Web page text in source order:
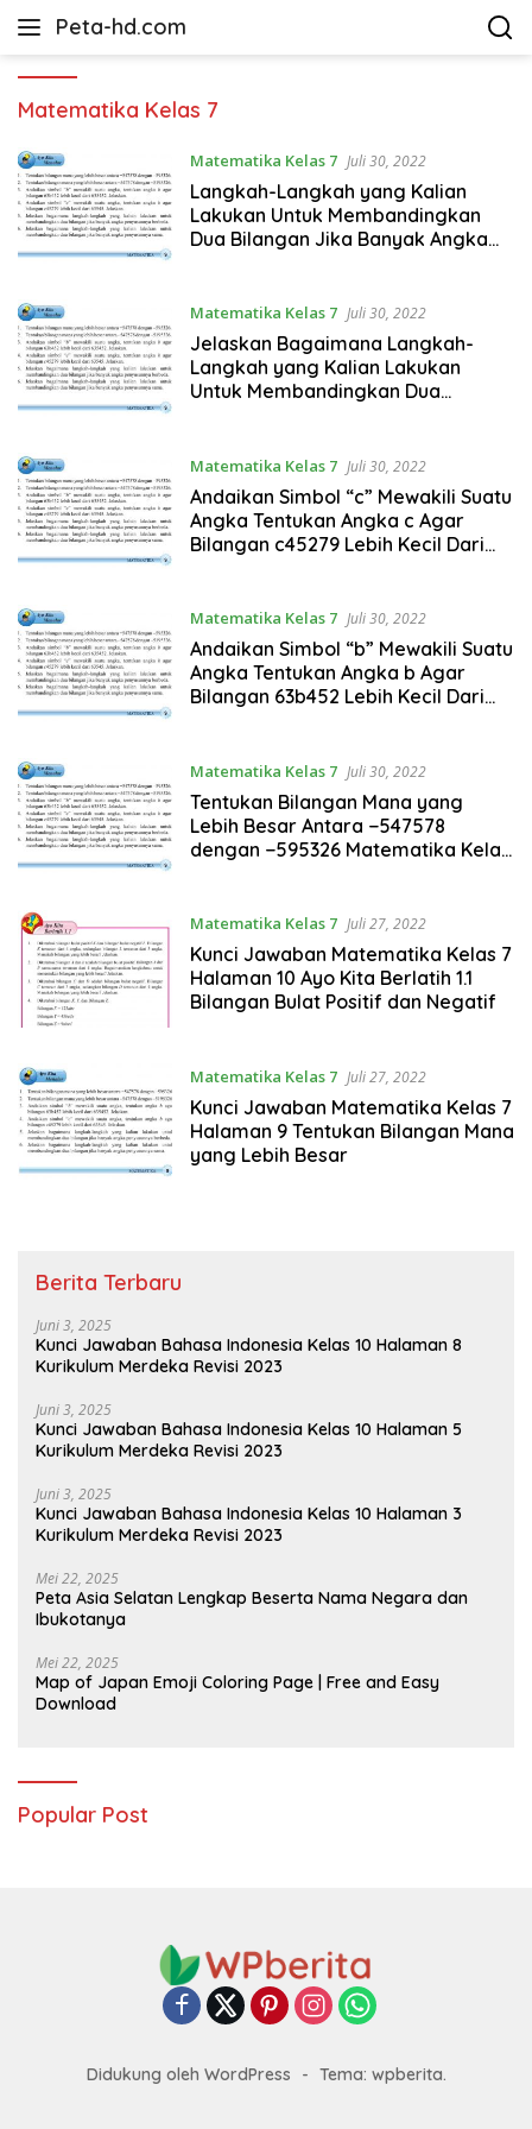
Peta-hd.com
Kumpulan
HD
Matematika Kelas 7
Matematika Kelas 7 Juli 30, 2022
Langkah-Langkah yang Kalian
Lakukan Untuk Membandingkan
Dua Bilangan Jika Banyak Angka
Matematika Kelas 7 Juli 30, 2022
Jelaskan Bagaimana Langkah-
Langkah yang Kalian Lakukan
Untuk Membandingkan Dua
Matematika Kelas 7 Juli 30, 2022
Andaikan Simbol “c” Mewakili Suatu
Angka Tentukan Angka c Agar
Bilangan c45279 Lebih Kecil Dari
Matematika Kelas 7 Juli 30, 2022
Andaikan Simbol “b” Mewakili Suatu
Angka Tentukan Angka b Agar
Bilangan 63b452 Lebih Kecil Dari
Matematika Kelas 7 Juli 30, 2022
Tentukan Bilangan Mana yang
Lebih Besar Antara −547578
dengan −595326 Matematika Kelas
Matematika Kelas 7 Juli 27, 2022
Kunci Jawaban Matematika Kelas 7
Halaman 10 Ayo Kita Berlatih 1.1
Bilangan Bulat Positif dan Negatif
Matematika Kelas 7 Juli 27, 2022
Kunci Jawaban Matematika Kelas 7
Halaman 9 Tentukan Bilangan Mana
yang Lebih Besar
Berita Terbaru
Juni 3, 2025
Kunci Jawaban Bahasa Indonesia Kelas 10 Halaman 8
Kurikulum Merdeka Revisi 2023
Juni 3, 2025
Kunci Jawaban Bahasa Indonesia Kelas 10 Halaman 5
Kurikulum Merdeka Revisi 2023
Juni 3, 2025
Kunci Jawaban Bahasa Indonesia Kelas 10 Halaman 3
Kurikulum Merdeka Revisi 2023
Mei 22, 2025
Peta Asia Selatan Lengkap Beserta Nama Negara dan
Ibukotanya
Mei 22, 2025
Map of Japan Emoji Coloring Page | Free and Easy
Download
Popular Post
Didukung oleh WordPress - Tema: wpberita.